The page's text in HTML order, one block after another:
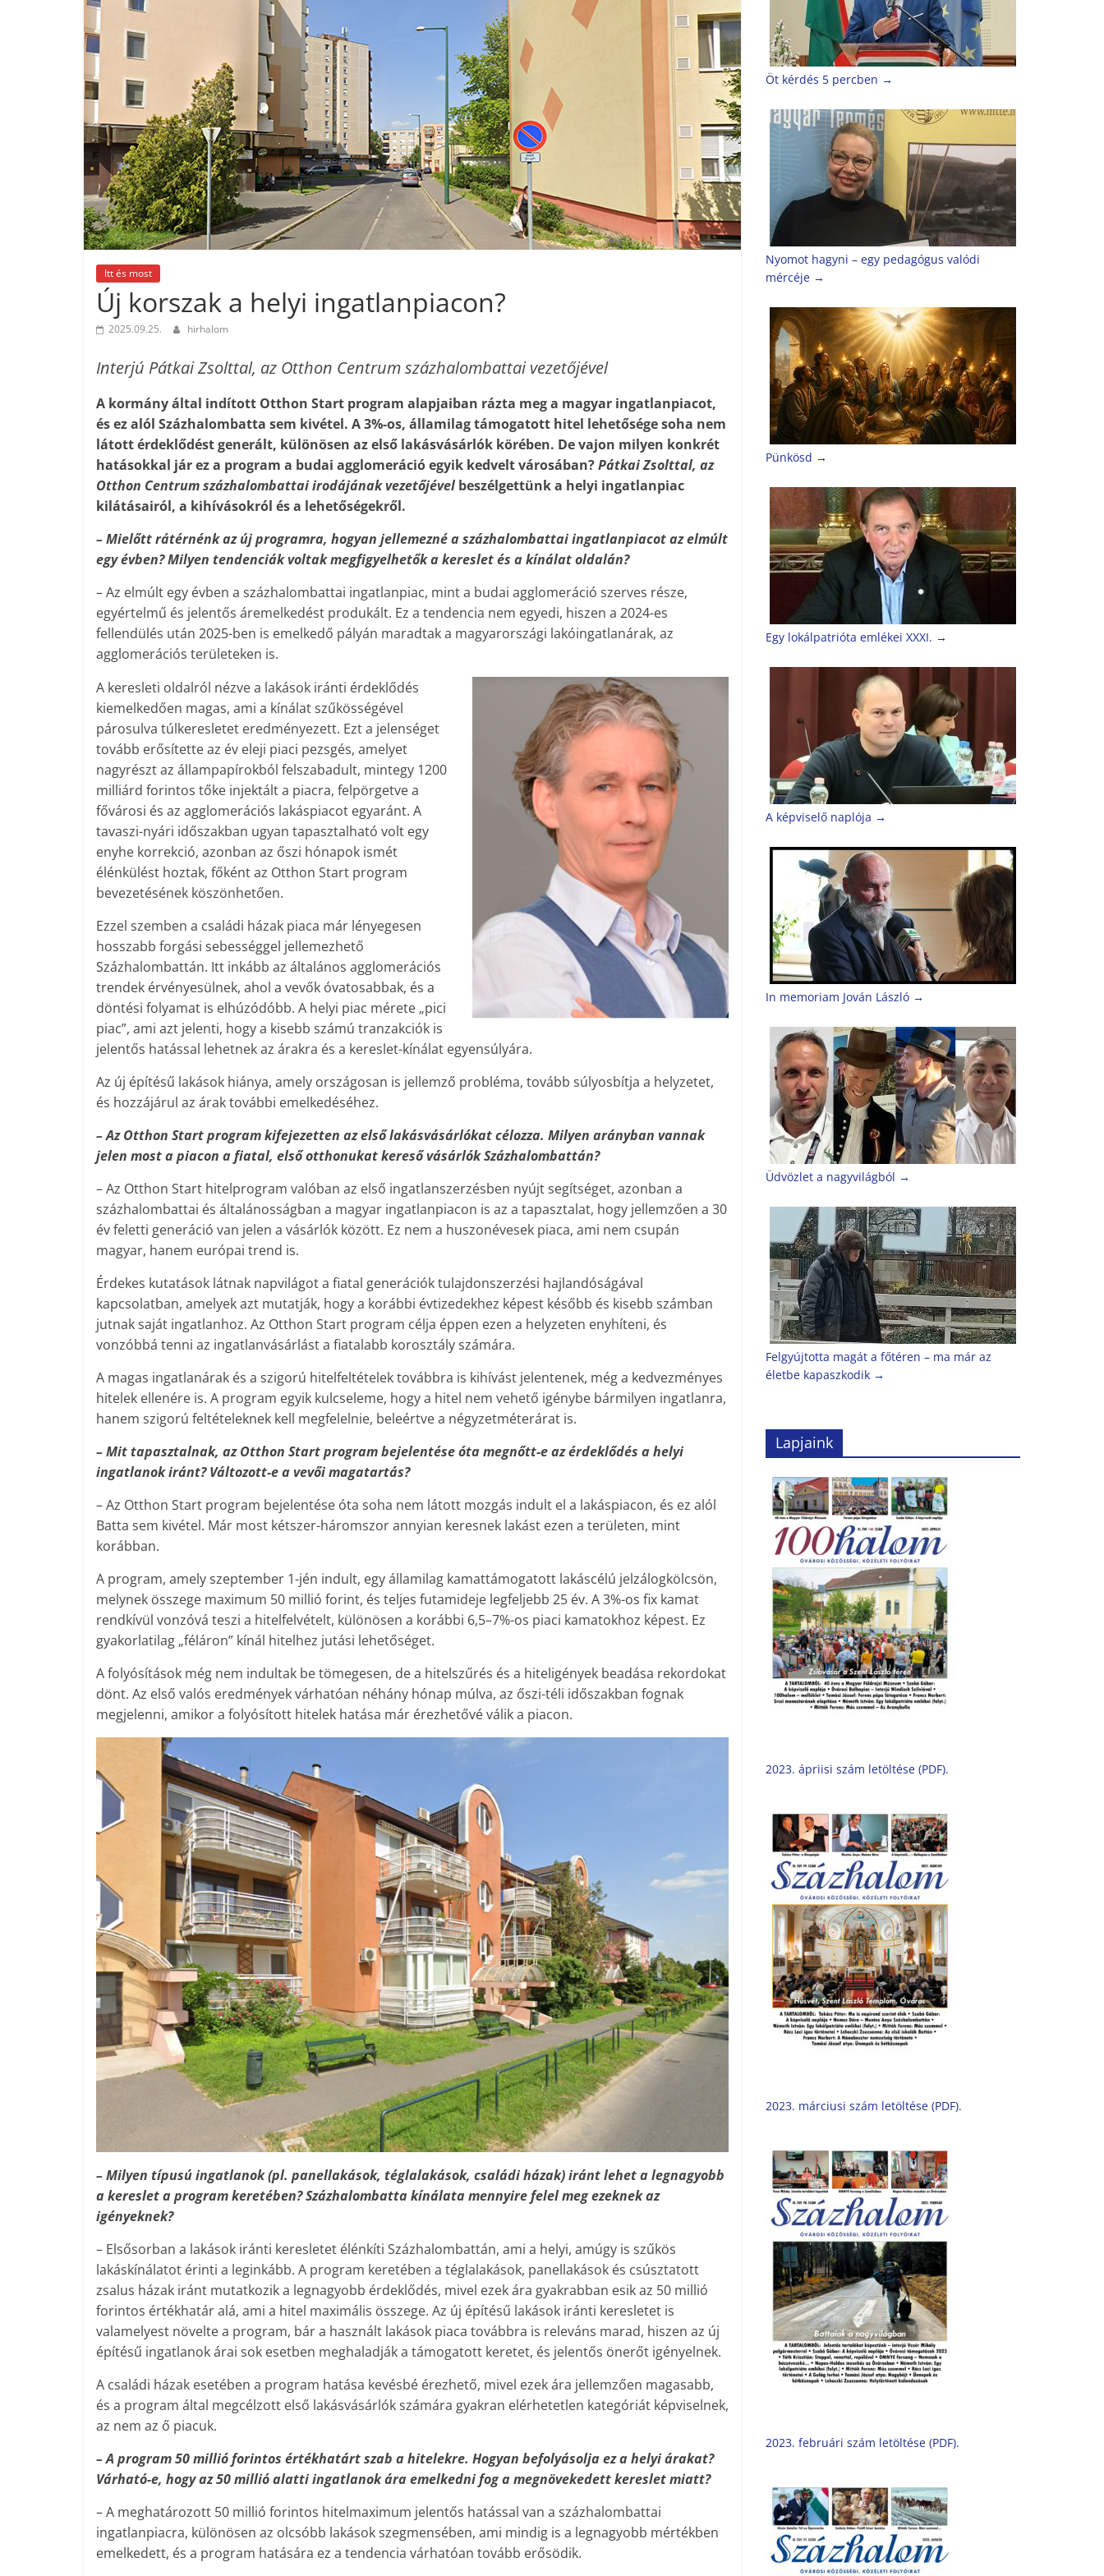
Itt és most
Új korszak a helyi ingatlanpiacon?
2025.09.25. hirhalom
Interjú Pátkai Zsolttal, az Otthon Centrum százhalombattai vezetőjével
A kormány által indított Otthon Start program alapjaiban rázta meg a magyar ingatlanpiacot,
és ez alól Százhalombatta sem kivétel. A 3%-os, államilag támogatott hitel lehetősége soha nem
látott érdeklődést generált, különösen az első lakásvásárlók körében. De vajon milyen konkrét
hatásokkal jár ez a program a budai agglomeráció egyik kedvelt városában?Pátkai Zsolttal, az
Otthon Centrum százhalombattai irodájának vezetőjével beszélgettünk a helyi ingatlanpiac
kilátásairól, a kihívásokról és a lehetőségekről.
– Mielőtt rátérnénk az új programra, hogyan jellemezné a százhalombattai ingatlanpiacot az elmúlt
egy évben? Milyen tendenciák voltak megfigyelhetők a kereslet és a kínálat oldalán?
– Az elmúlt egy évben a százhalombattai ingatlanpiac, mint a budai agglomeráció szerves része,
egyértelmű és jelentős áremelkedést produkált. Ez a tendencia nem egyedi, hiszen a 2024-es
fellendülés után 2025-ben is emelkedő pályán maradtak a magyarországi lakóingatlanárak, az
agglomerációs területeken is.
A keresleti oldalról nézve a lakások iránti érdeklődés
kiemelkedően magas, ami a kínálat szűkösségével
párosulva túlkeresletet eredményezett. Ezt a jelenséget
tovább erősítette az év eleji piaci pezsgés, amelyet
nagyrészt az állampapírokból felszabadult, mintegy 1200
milliárd forintos tőke injektált a piacra, felpörgetve a
fővárosi és az agglomerációs lakáspiacot egyaránt. A
tavaszi-nyári időszakban ugyan tapasztalható volt egy
enyhe korrekció, azonban az őszi hónapok ismét
élénkülést hoztak, főként az Otthon Start program
bevezetésének köszönhetően.
Ezzel szemben a családi házak piaca már lényegesen
hosszabb forgási sebességgel jellemezhető
Százhalombattán. Itt inkább az általános agglomerációs
trendek érvényesülnek, ahol a vevők óvatosabbak, és a
döntési folyamat is elhúzódóbb. A helyi piac mérete „pici
piac”, ami azt jelenti, hogy a kisebb számú tranzakciók is
jelentős hatással lehetnek az árakra és a kereslet-kínálat egyensúlyára.
Az új építésű lakások hiánya, amely országosan is jellemző probléma, tovább súlyosbítja a helyzetet,
és hozzájárul az árak további emelkedéséhez.
– Az Otthon Start program kifejezetten az első lakásvásárlókat célozza. Milyen arányban vannak
jelen most a piacon a fiatal, első otthonukat kereső vásárlók Százhalombattán?
– Az Otthon Start hitelprogram valóban az első ingatlanszerzésben nyújt segítséget, azonban a
százhalombattai és általánosságban a magyar ingatlanpiacon is az a tapasztalat, hogy jellemzően a 30
év feletti generáció van jelen a vásárlók között. Ez nem a huszonévesek piaca, ami nem csupán
magyar, hanem európai trend is.
Érdekes kutatások látnak napvilágot a fiatal generációk tulajdonszerzési hajlandóságával
kapcsolatban, amelyek azt mutatják, hogy a korábbi évtizedekhez képest később és kisebb számban
jutnak saját ingatlanhoz. Az Otthon Start program célja éppen ezen a helyzeten enyhíteni, és
vonzóbbá tenni az ingatlanvásárlást a fiatalabb korosztály számára.
A magas ingatlanárak és a szigorú hitelfeltételek továbbra is kihívást jelentenek, még a kedvezményes
hitelek ellenére is. A program egyik kulcseleme, hogy a hitel nem vehető igénybe bármilyen ingatlanra,
hanem szigorú feltételeknek kell megfelelnie, beleértve a négyzetméterárat is.
– Mit tapasztalnak, az Otthon Start program bejelentése óta megnőtt-e az érdeklődés a helyi
ingatlanok iránt? Változott-e a vevői magatartás?
– Az Otthon Start program bejelentése óta soha nem látott mozgás indult el a lakáspiacon, és ez alól
Batta sem kivétel. Már most kétszer-háromszor annyian keresnek lakást ezen a területen, mint
korábban.
A program, amely szeptember 1-jén indult, egy államilag kamattámogatott lakáscélú jelzálogkölcsön,
melynek összege maximum 50 millió forint, és teljes futamideje legfeljebb 25 év. A 3%-os fix kamat
rendkívül vonzóvá teszi a hitelfelvételt, különösen a korábbi 6,5–7%-os piaci kamatokhoz képest. Ez
gyakorlatilag „féláron” kínál hitelhez jutási lehetőséget.
A folyósítások még nem indultak be tömegesen, de a hitelszűrés és a hiteligények beadása rekordokat
dönt. Az első valós eredmények várhatóan néhány hónap múlva, az őszi-téli időszakban fognak
megjelenni, amikor a folyósított hitelek hatása már érezhetővé válik a piacon.
– Milyen típusú ingatlanok (pl. panellakások, téglalakások, családi házak) iránt lehet a legnagyobb
a kereslet a program keretében? Százhalombatta kínálata mennyire felel meg ezeknek az
igényeknek?
– Elsősorban a lakások iránti keresletet élénkíti Százhalombattán, ami a helyi, amúgy is szűkös
lakáskínálatot érinti a leginkább. A program keretében a téglalakások, panellakások és csúsztatott
zsalus házak iránt mutatkozik a legnagyobb érdeklődés, mivel ezek ára gyakrabban esik az 50 millió
forintos értékhatár alá, ami a hitel maximális összege. Az új építésű lakások iránti keresletet is
valamelyest növelte a program, bár a használt lakások piaca továbbra is releváns marad, hiszen az új
építésű ingatlanok árai sok esetben meghaladják a támogatott keretet, és jelentős önerőt igényelnek.
A családi házak esetében a program hatása kevésbé érezhető, mivel ezek ára jellemzően magasabb,
és a program által megcélzott első lakásvásárlók számára gyakran elérhetetlen kategóriát képviselnek,
az nem az ő piacuk.
– A program 50 millió forintos értékhatárt szab a hitelekre. Hogyan befolyásolja ez a helyi árakat?
Várható-e, hogy az 50 millió alatti ingatlanok ára emelkedni fog a megnövekedett kereslet miatt?
– A meghatározott 50 millió forintos hitel­maximum jelentős hatással van a százhalombattai
ingatlanpiacra, különösen az olcsóbb lakások szegmensében, ami mindig is a legnagyobb mértékben
emelkedett, és a program hatására ez a tendencia várhatóan tovább erősödik.
Öt kérdés 5 percben →
Nyomot hagyni – egy pedagógus valódi
mércéje →
Pünkösd →
Egy lokálpatrióta emlékei XXXI. →
A képviselő naplója →
In memoriam Jován László →
Üdvözlet a nagyvilágból →
Felgyújtotta magát a főtéren – ma már az
életbe kapaszkodik →
Lapjaink
2023. ápriisi szám letöltése (PDF).
2023. márciusi szám letöltése (PDF).
2023. februári szám letöltése (PDF).